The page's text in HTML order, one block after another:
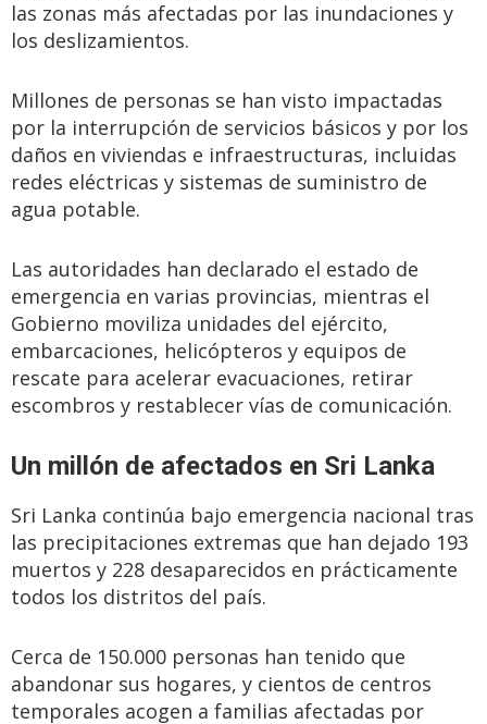
las zonas más afectadas por las inundaciones y
los deslizamientos.
Millones de personas se han visto impactadas
por la interrupción de servicios básicos y por los
daños en viviendas e infraestructuras, incluidas
redes eléctricas y sistemas de suministro de
agua potable.
Las autoridades han declarado el estado de
emergencia en varias provincias, mientras el
Gobierno moviliza unidades del ejército,
embarcaciones, helicópteros y equipos de
rescate para acelerar evacuaciones, retirar
escombros y restablecer vías de comunicación.
Un millón de afectados en Sri Lanka
Sri Lanka continúa bajo emergencia nacional tras
las precipitaciones extremas que han dejado 193
muertos y 228 desaparecidos en prácticamente
todos los distritos del país.
Cerca de 150.000 personas han tenido que
abandonar sus hogares, y cientos de centros
temporales acogen a familias afectadas por